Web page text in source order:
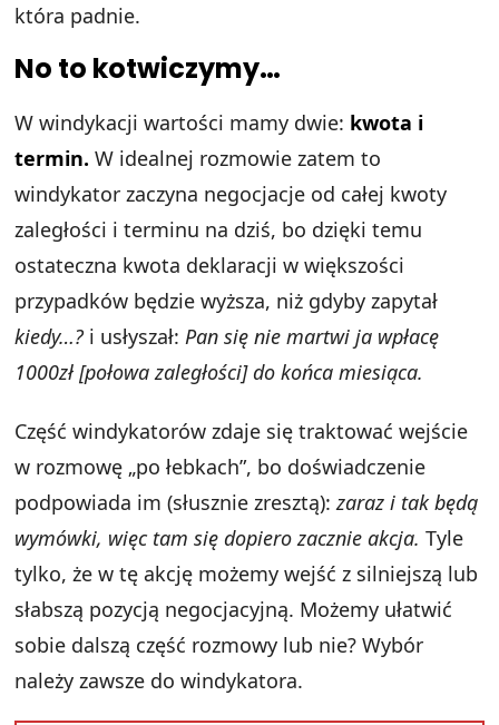
która padnie.
No to kotwiczymy…
W windykacji wartości mamy dwie: kwota i
termin. W idealnej rozmowie zatem to
windykator zaczyna negocjacje od całej kwoty
zaległości i terminu na dziś, bo dzięki temu
ostateczna kwota deklaracji w większości
przypadków będzie wyższa, niż gdyby zapytał
kiedy…?i usłyszał:Pan się nie martwi ja wpłacę
1000zł [połowa zaległości] do końca miesiąca.
Część windykatorów zdaje się traktować wejście
w rozmowę „po łebkach”, bo doświadczenie
podpowiada im (słusznie zresztą):zaraz i tak będą
wymówki, więc tam się dopiero zacznie akcja. Tyle
tylko, że w tę akcję możemy wejść z silniejszą lub
słabszą pozycją negocjacyjną. Możemy ułatwić
sobie dalszą część rozmowy lub nie? Wybór
należy zawsze do windykatora.